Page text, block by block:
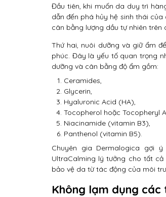
Đầu tiên, khi muốn da duy trì
dẫn đến phá hủy hệ sinh thái
cân bằng lượng dầu tự nhiên trên
Thứ hai, nuôi dưỡng và giữ ẩm
phúc. Đây là yếu tố quan trọng
dưỡng và cân bằng độ ẩm gồm:
Ceramides,
Glycerin,
Hyaluronic Acid (HA),
Tocopherol hoặc Tocopheryl
Niacinamide (vitamin B3),
Panthenol (vitamin B5).
Chuyên gia Dermalogica gợi
UltraCalming lý tưởng cho tất
bảo vệ da từ tác động của môi
Không lạm dụng